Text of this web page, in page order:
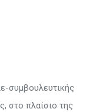
συμβουλευτικής
στο πλαίσιο της